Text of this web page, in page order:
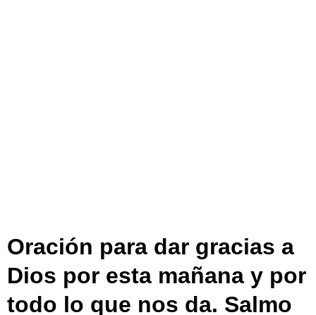
Oración para dar gracias a
Dios por esta mañana y por
todo lo que nos da. Salmo